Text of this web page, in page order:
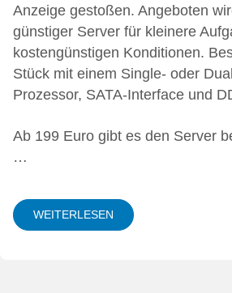
Anzeige gestoßen. Angeboten
günstiger Server für kleinere
kostengünstigen Konditionen.
Stück mit einem Single- oder
Prozessor, SATA-Interface und
Ab 199 Euro gibt es den Server
…
WEITERLESEN